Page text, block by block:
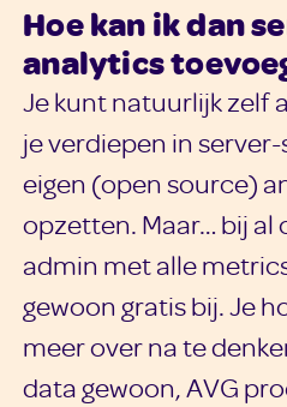
Hoe kan ik dan
analytics
Je kunt natuurlijk zelf
je verdiepen in
eigen (open source)
opzetten. Maar… bij al
admin met alle
gewoon gratis bij. Je
meer over na te
data gewoon, AVG